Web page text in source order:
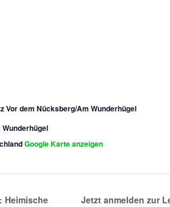
Vor dem Nücksberg/Am Wunderhügel
Google Karte anzeigen
Heimische
Jetzt anmelden zur